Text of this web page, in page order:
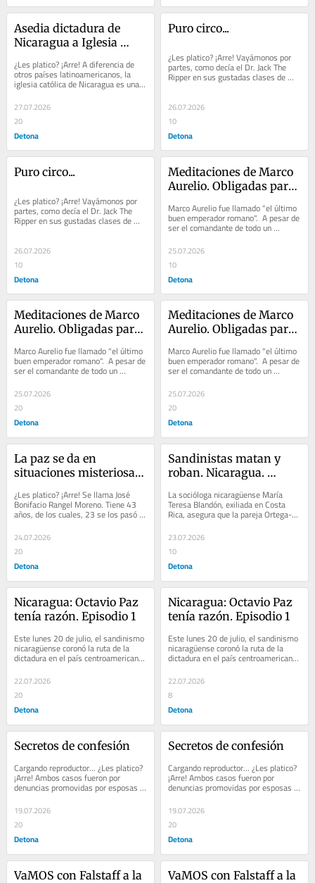
Asedia dictadura de
Nicaragua a Iglesia
¿Les platico? ¡Arre! A diferencia de
otros países latinoamericanos, la
iglesia católica de Nicaragua es una
de las instituciones con más...
27.07.2026
20
Detona
Puro circo...
¿Les platico? ¡Arre! Vayámonos por
partes, como decía el Dr. Jack The
Ripper en sus gustadas clases de
disección anatómica en la Escuela
26.07.2026
10
Detona
Puro circo...
¿Les platico? ¡Arre! Vayámonos por
partes, como decía el Dr. Jack The
Ripper en sus gustadas clases de
disección anatómica en la Escuela
26.07.2026
10
Detona
Meditaciones de Marco
Aurelio. Obligadas para
Marco Aurelio fue llamado "el último
buen emperador romano".  A pesar de
ser el comandante de todo un
de la...
25.07.2026
10
Detona
Meditaciones de Marco
Aurelio. Obligadas para
Marco Aurelio fue llamado "el último
buen emperador romano".  A pesar de
ser el comandante de todo un
de la...
25.07.2026
20
Detona
Meditaciones de Marco
Aurelio. Obligadas para
Marco Aurelio fue llamado "el último
buen emperador romano".  A pesar de
ser el comandante de todo un
de la...
25.07.2026
20
Detona
La paz se da en
situaciones misteriosas.
contarse
¿Les platico? ¡Arre! Se llama José
Bonifacio Rangel Moreno. Tiene 43
años, de los cuales, 23 se los pasó
internado en un centro
penitenciario....
24.07.2026
20
Detona
Sandinistas matan y
roban. Nicaragua.
La socióloga nicaragüense María
Teresa Blandón, exiliada en Costa
Rica, asegura que la pareja Ortega-
Murillo asume que son dueños del
país, «y...
23.07.2026
10
Detona
Nicaragua: Octavio Paz
tenía razón. Episodio 1
Este lunes 20 de julio, el sandinismo
nicaragüense coronó la ruta de la
dictadura en el país centroamericano.
Hace poco más de 40 años, Octavio...
22.07.2026
20
Detona
Nicaragua: Octavio Paz
tenía razón. Episodio 1
Este lunes 20 de julio, el sandinismo
nicaragüense coronó la ruta de la
dictadura en el país centroamericano.
Hace poco más de 40 años, Octavio...
22.07.2026
8
Detona
Secretos de confesión
Cargando reproductor... ¿Les platico?
¡Arre! Ambos casos fueron por
denuncias promovidas por esposas
contra sus maridos. ...
19.07.2026
20
Detona
Secretos de confesión
Cargando reproductor... ¿Les platico?
¡Arre! Ambos casos fueron por
denuncias promovidas por esposas
contra sus maridos. ...
19.07.2026
20
Detona
VaMOS con Falstaff a la
VaMOS con Falstaff a la